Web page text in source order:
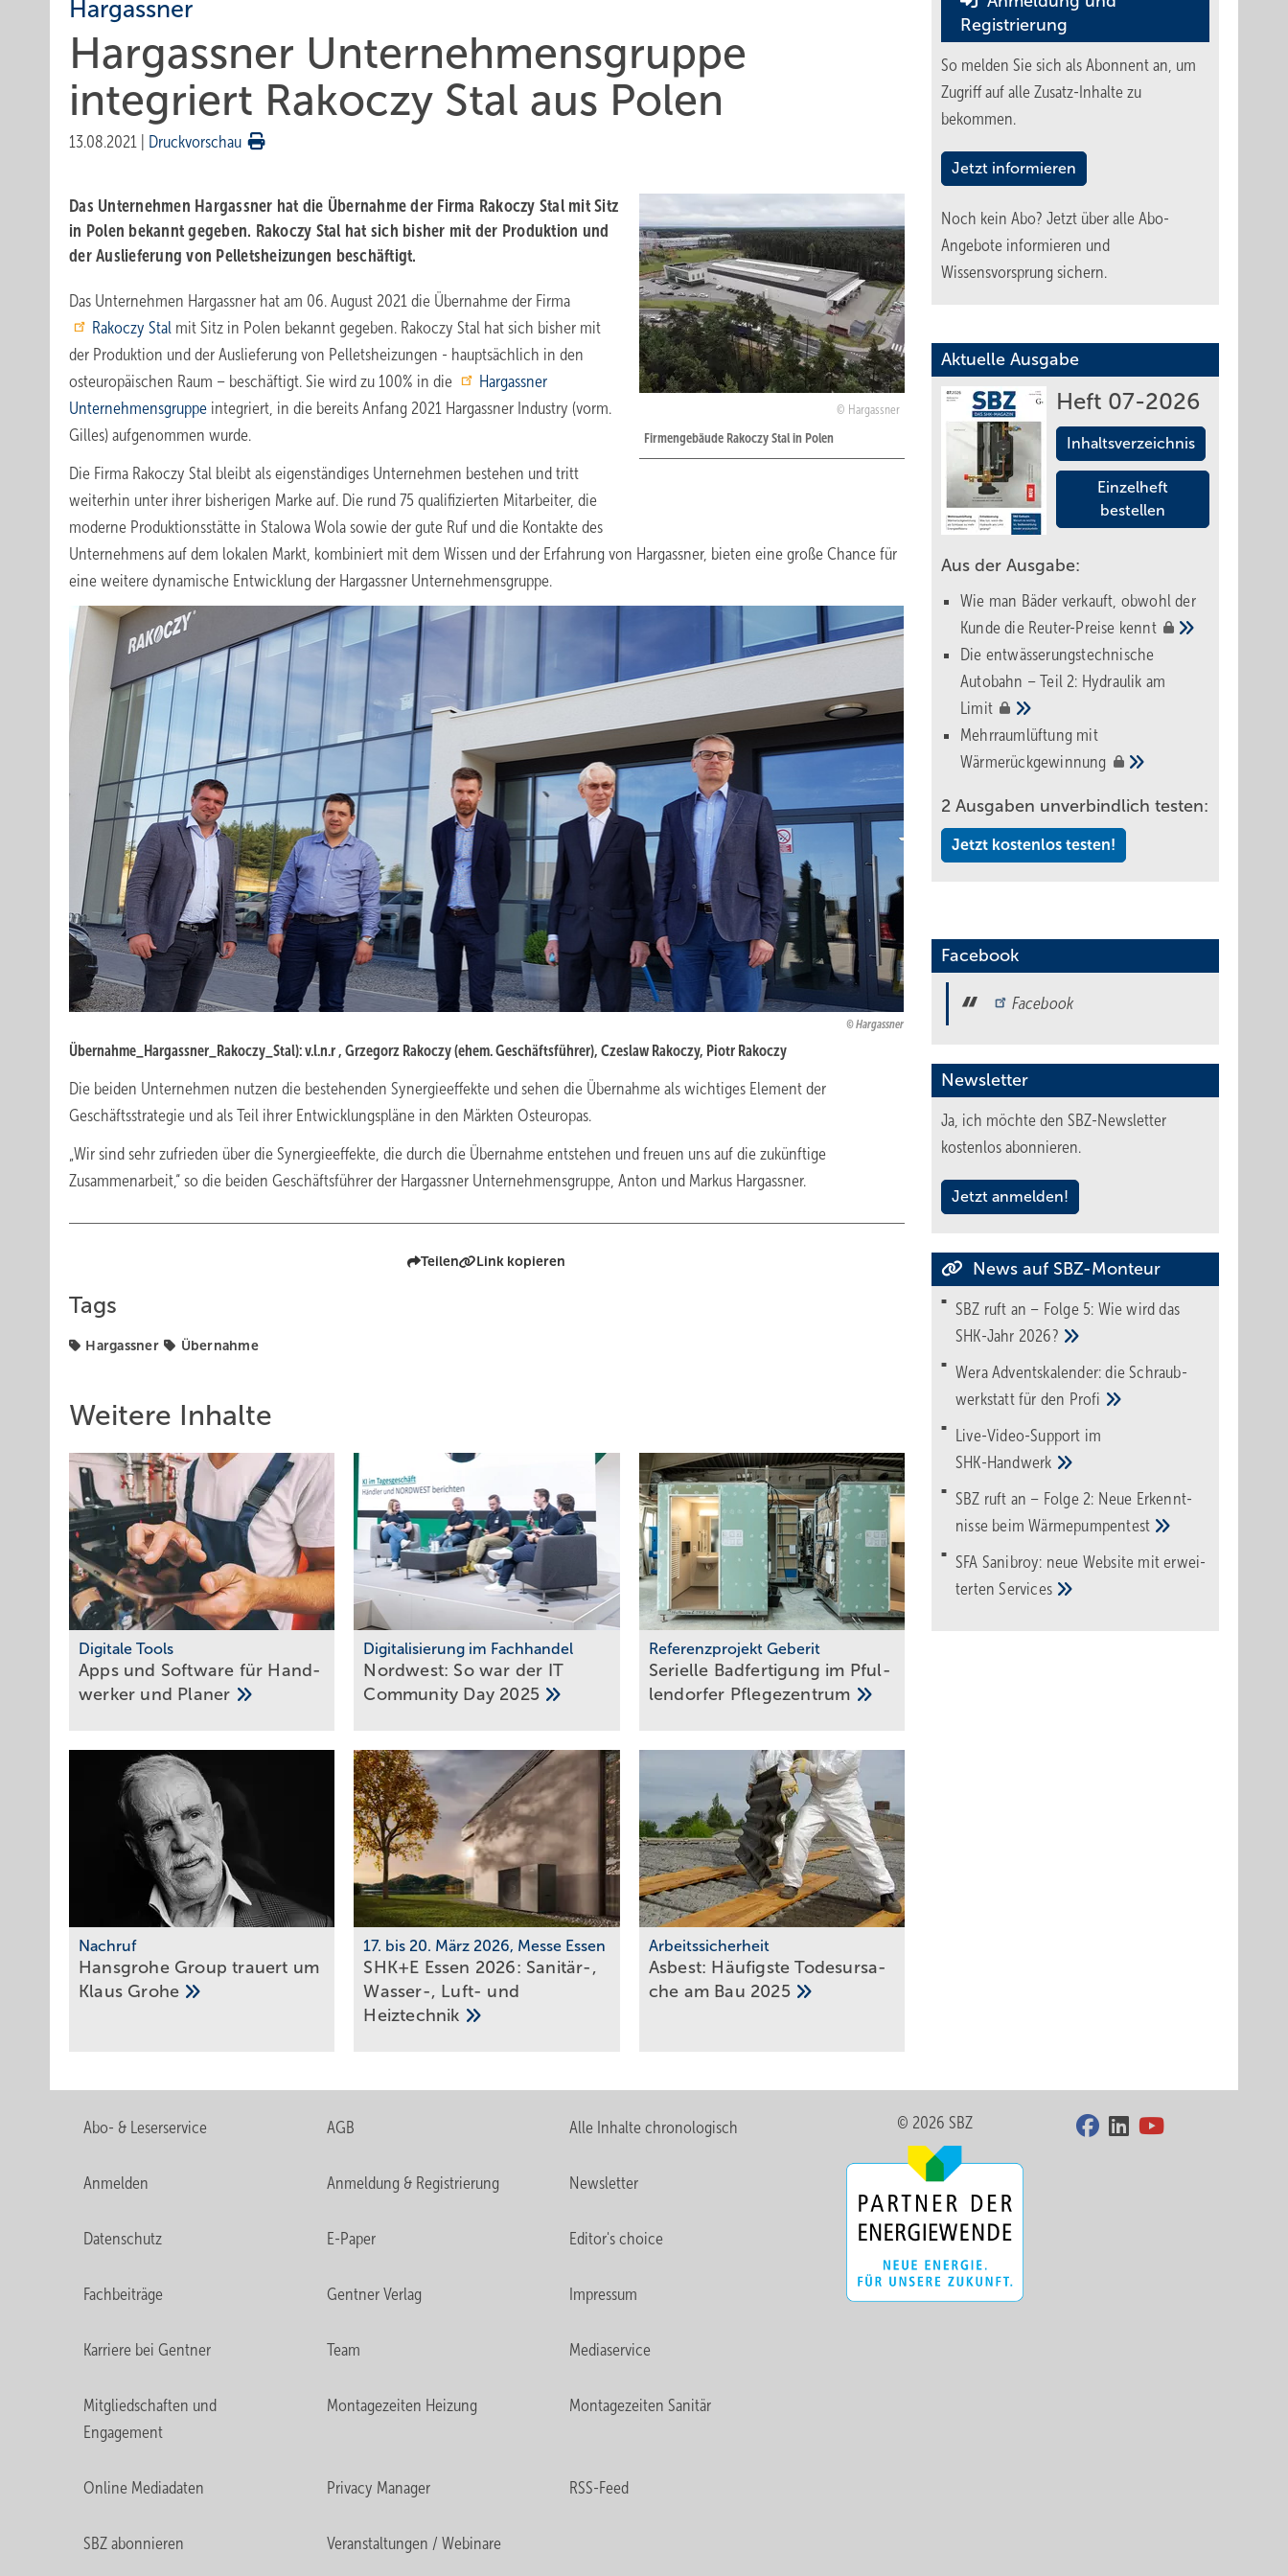
Hargassner
Hargassner Unternehmensgruppe
integriert Rakoczy Stal aus Polen
13.08.2021 Druckvorschau
Hargassner
Firmengebäude Rakoczy Stal in Polen
Das Unternehmen Hargassner hat die Übernahme der Firma Rakoczy Stal mit Sitz
in Polen bekannt gegeben. Rakoczy Stal hat sich bisher mit der Produktion und
der Auslieferung von Pelletsheizungen beschäftigt.
Das Unternehmen Hargassner hat am 06. August 2021 die Übernahme der Firma
Rakoczy Stal mit Sitz in Polen bekannt gegeben. Rakoczy Stal hat sich bisher mit
der Produktion und der Auslieferung von Pelletsheizungen - hauptsächlich in den
osteuropäischen Raum – beschäftigt. Sie wird zu 100% in die
Hargassner
Unternehmensgruppe integriert, in die bereits Anfang 2021 Hargassner Industry (vorm.
Gilles) aufgenommen wurde.
Die Firma Rakoczy Stal bleibt als eigenständiges Unternehmen bestehen und tritt
weiterhin unter ihrer bisherigen Marke auf. Die rund 75 qualifizierten Mitarbeiter, die
moderne Produktionsstätte in Stalowa Wola sowie der gute Ruf und die Kontakte des
Unternehmens auf dem lokalen Markt, kombiniert mit dem Wissen und der Erfahrung von Hargassner, bieten eine große Chance für
eine weitere dynamische Entwicklung der Hargassner Unternehmensgruppe.
Hargassner
Übernahme_Hargassner_Rakoczy_Stal): v.l.n.r , Grzegorz Rakoczy (ehem. Geschäftsführer), Czeslaw Rakoczy, Piotr Rakoczy
Die beiden Unternehmen nutzen die bestehenden Synergieeffekte und sehen die Übernahme als wichtiges Element der
Geschäftsstrategie und als Teil ihrer Entwicklungspläne in den Märkten Osteuropas.
„Wir sind sehr zufrieden über die Synergieeffekte, die durch die Übernahme entstehen und freuen uns auf die zukünftige
Zusammenarbeit,“ so die beiden Geschäftsführer der Hargassner Unternehmensgruppe, Anton und Markus Hargassner.
Teilen Link kopieren
Tags
Hargassner Übernahme
Weitere Inhalte
Digitale Tools
Apps und Soft­ware für Hand­
werker und Planer
Digitalisierung im Fachhandel
Nordwest: So war der IT
Community Day 2025
Referenzprojekt Geberit
Serielle Badfertigung im Pful­
len­dor­fer Pfle­ge­zen­trum
Nachruf
Hansgrohe Group trauert um
Klaus Grohe
17. bis 20. März 2026, Messe Essen
SHK+E Essen 2026: Sanitär-,
Wasser-, Luft- und
Heiztechnik
Arbeitssicherheit
Asbest: Häu­figs­te To­des­ur­sa­
che am Bau 2025
Registrierung
So melden Sie sich als Abonnent an, um
Zugriff auf alle Zusatz-Inhalte zu
bekommen.
Jetzt informieren
Noch kein Abo? Jetzt über alle Abo-
Angebote informieren und
Wissensvorsprung sichern.
Aktuelle Ausgabe
Heft 07-2026
Inhaltsverzeichnis
Einzelheft
bestellen
Aus der Ausgabe:
Wie man Bäder verkauft, obwohl der
Kunde die Reuter-Preise kennt
Die entwässerungstechnische
Autobahn – Teil 2: Hydraulik am
Limit
Mehrraumlüftung mit
Wärmerückgewinnung
2 Ausgaben unverbindlich testen:
Jetzt kostenlos testen!
Facebook
Facebook
Newsletter
Ja, ich möchte den SBZ-Newsletter
kostenlos abonnieren.
Jetzt anmelden!
News auf SBZ-Monteur
SBZ ruft an – Folge 5: Wie wird das
SHK-Jahr 2026?
Wera Adventskalender: die Schraub­
werk­statt für den Pro­fi
Live-Video-Support im
SHK-Handwerk
SBZ ruft an – Folge 2: Neue Erkennt­
nisse beimWärme­pumpen­test
SFA Sanibroy: neue Web­site mit erwei­
tertenServices
Abo- & Leserservice AGB Alle Inhalte chronologisch
Anmelden Anmeldung & Registrierung Newsletter
Datenschutz E-Paper Editor's choice
Fachbeiträge Gentner Verlag Impressum
Karriere bei Gentner Team Mediaservice
Mitgliedschaften und
Engagement
Montagezeiten Heizung Montagezeiten Sanitär
Online Mediadaten Privacy Manager RSS-Feed
SBZ abonnieren Veranstaltungen / Webinare
© 2026 SBZ